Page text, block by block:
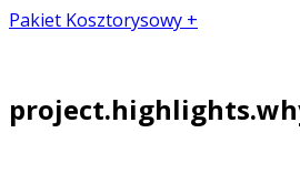
Pakiet Kosztorysowy +